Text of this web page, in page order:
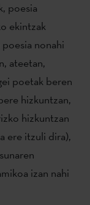
poesia
ekintzak
nonahi
ateetan,
poetak beren
hizkuntzan,
hizkuntzan
ere itzuli dira),
izan nahi